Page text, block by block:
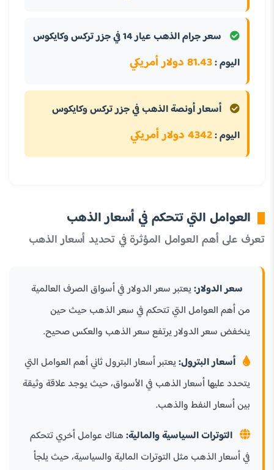
سعر جرام الذهب عيار 14 في جزر تركس وكايكوس
اليوم :81.43 دولار أمريكي
أسعار أونصة الذهب في جزر تركس وكايكوس
اليوم :4342 دولار أمريكي
العوامل التي تتحكم في أسعار الذهب
تعرف على أهم العوامل المؤثرة في تحديد أسعار الذهب
سعر الدولار:يعتبر سعر الدولار في أسواق الصرف العالمية
من أهم العوامل التي تتحكم في سعر الذهب حيث حين
ينخفض سعر الدولار يرتفع سعر الذهب والعكس صحيح.
أسعار البترول:يعتبر أسعار البترول ثاني أهم العوامل التي
يتحدد عليها أسعار الذهب في الأسواق، حيث يوجد علاقة وثيقة
بين أسعار النفط والذهب.
التوترات السياسية والمالية:هناك عوامل أخري تتحكم
في أسعار الذهب مثل التوترات المالية والسياسية، حيث يلجأ